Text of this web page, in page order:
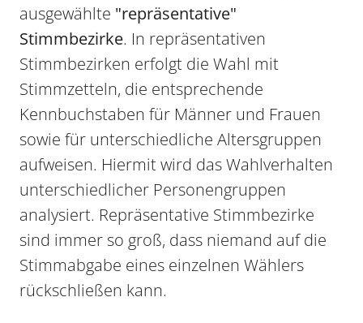
ausgewählte "repräsentative"
Stimmbezirke. In repräsentativen
Stimmbezirken erfolgt die Wahl mit
Stimmzetteln, die entsprechende
Kennbuchstaben für Männer und Frauen
sowie für unterschiedliche Altersgruppen
aufweisen. Hiermit wird das Wahlverhalten
unterschiedlicher Personengruppen
analysiert. Repräsentative Stimmbezirke
sind immer so groß, dass niemand auf die
Stimmabgabe eines einzelnen Wählers
rückschließen kann.